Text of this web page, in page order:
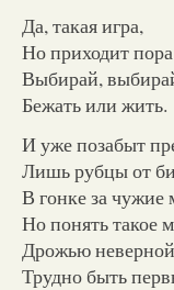
Да, такая игра,
Но приходит
Выбирай,
Бежать или жить.
И уже позабыт
Лишь рубцы от
В гонке за чужие
Но понять такое
Дрожью
Трудно быть